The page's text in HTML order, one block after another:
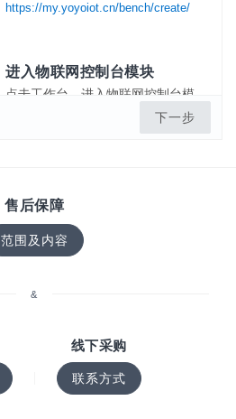
https://my.yoyoiot.cn/bench/create/
进入物联网控制台模块
点击工作台，进入物联网控制台模
下一步
售后保障
范围及内容
&
线下采购
联系方式